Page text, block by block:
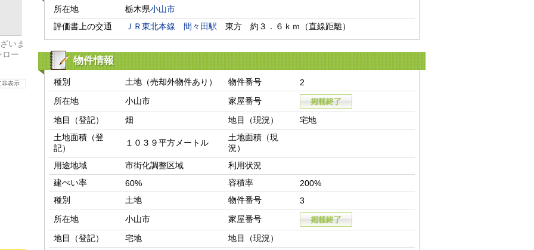
いま
ロー
非表示
所在地 栃木県小山市
評価書上の交通
ＪＲ東北本線 間々田駅 東方　約３．６ｋｍ（直線距離）
物件情報
種別 土地（売却外物件あり） 物件番号
2
所在地
小山市
家屋番号
地目（登記）
畑 地目（現況）
宅地
土地面積（登
記）
１０３９平方メートル
土地面積（現
況）
用途地域
市街化調整区域
利用状況
建ぺい率
60% 容積率
200%
種別
土地 物件番号
3
所在地
小山市
家屋番号
地目（登記）
宅地
地目（現況）